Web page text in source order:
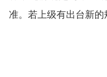
准。 若上级有出台新的